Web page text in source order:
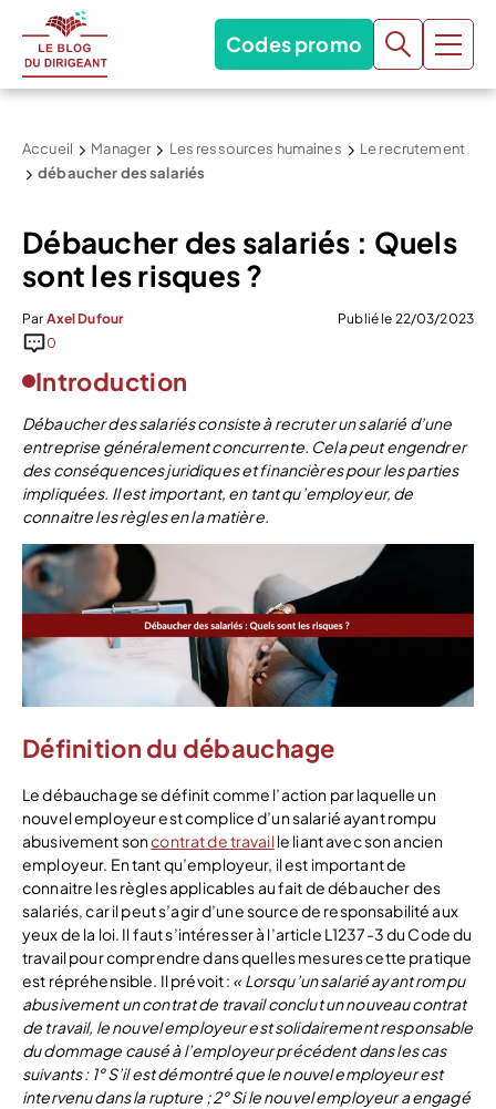
Codes promo
Accueil Manager Les ressources humaines
Le recrutement
débaucher des salariés
Débaucher des salariés : Quels
sont les risques ?
Par Axel Dufour
Publié le 22/03/2023
0
Introduction
Débaucher des salariés consiste à recruter un salarié d’une
entreprise généralement concurrente. Cela peut engendrer
des conséquences juridiques et financières pour les parties
impliquées. Il est important, en tant qu’employeur, de
connaitre les règles en la matière.
Définition du débauchage
Le débauchage se définit comme l’action par laquelle un
nouvel employeur est complice d’un salarié ayant rompu
abusivement soncontrat de travaille liant avec son ancien
employeur. En tant qu’employeur, il est important de
connaitre les règles applicables au fait de débaucher des
salariés, car il peut s’agir d’une source de responsabilité aux
yeux de la loi. Il faut s’intéresser à l’article L1237-3 du Code du
travail pour comprendre dans quelles mesures cette pratique
est répréhensible. Il prévoit : « Lorsqu’un salarié ayant rompu
abusivement un contrat de travail conclut un nouveau contrat
de travail, le nouvel employeur est solidairement responsable
du dommage causé à l’employeur précédent dans les cas
suivants : 1° S’il est démontré que le nouvel employeur est
intervenu dans la rupture ;2° Si le nouvel employeur a engagé